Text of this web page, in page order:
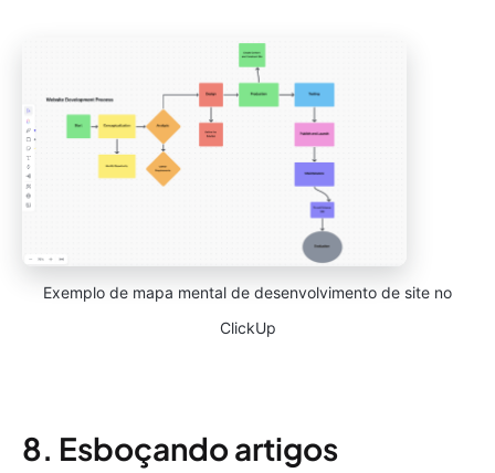
Exemplo de mapa mental de desenvolvimento de site no
ClickUp
8. Esboçando artigos